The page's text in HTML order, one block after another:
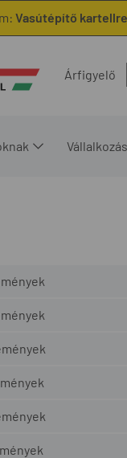
Vasútépítő
Árfigyelő